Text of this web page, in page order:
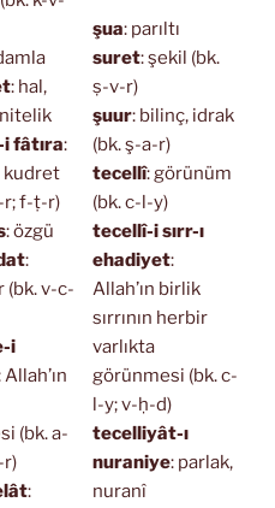
: hal,
fâtıra:
kudret
r; f-ṭ-r)
: özgü
:
(bk. v-c-
i
Allah’ın
(bk. a-
r)
:
şua: parıltı
suret: şekil (bk.
ṣ-v-r)
şuur: bilinç, idrak
(bk. ş-a-r)
tecellî: görünüm
(bk. c-l-y)
tecellî-i sırr-ı
ehadiyet:
Allah’ın birlik
sırrının herbir
varlıkta
görünmesi (bk. c-
l-y; v-ḥ-d)
tecelliyât-ı
nuraniye: parlak,
nuranî